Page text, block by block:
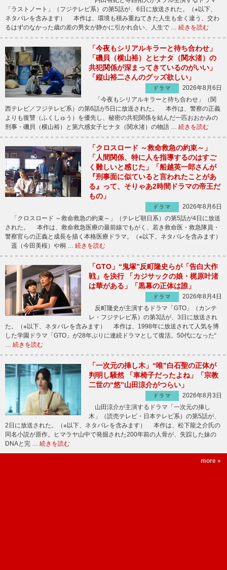
「ラストノート」（フジテレビ系）の第5話が、6日に放送された。（※以下、
ネタバレを含みます） 本作は、環境も積み重ねてきた人生も全く違う、交わ
るはずのなかった歳の差の男女が静かに引かれ合い、人生で … 続きを読む
「今夜もシリアルキラーと待ち合わせ」
「磯貝（横山裕）とヒナタ（関水渚）の
共犯関係が深まってきているのがいい」
「縦山裕二さんのグッズ欲しい」
ドラマ
2026年8月6日
「今夜もシリアルキラーと待ち合わせ」（関
西テレビ／フジテレビ系）の第6話が5日に放送された。 本作は、警察の正義
よりも復讐（ふくしゅう）を優先し、秘密の共犯関係を結んだ一匹おおかみの
刑事・磯貝（横山裕）と第六感女子ヒナタ（関水渚）の物語 … 続きを読む
「クロスロード ～救命救急の約束～」
「人間関係、特に人を指導するのはすご
く難しいと感じた」「船越英一郎さんが
『刑事面に似ていると言われたことがあ
る』って、そりゃあ2時間ドラマの帝王だ
もの」
ドラマ
2026年8月6日
「クロスロード ～救命救急の約束～」（テレビ朝日系）の第5話が4日に放送
された。 本作は、救命救急医療の最前線でもがく、若き救命医・救急隊員・
警察官らの正義と成長を描く本格医療ドラマ。（※以下、ネタバレを含みます）
遥（今田美桜）や桐 … 続きを読む
「GTO」“鬼塚”反町隆史らが「告白大作
戦」を決行 「カジサックの娘・梶原叶渚
は華がある」「黒幕の正体は誰」
ドラマ
2026年8月4日
反町隆史が主演するドラマ「GTO」（カンテ
レ・フジテレビ系）の第3話が、3日に放送され
た。（※以下、ネタバレを含みます） 本作は、1998年に放送されて人気を博
した学園ドラマ「GTO」が28年ぶりに連続ドラマとして復活。50代になった“
続きを読む
「一次元の挿し木」“唯”白石聖の正体が
判明し騒然 「車椅子だったよね」「宗教
二世の“悠”山田涼介がつらい」
ドラマ
2026年8月3日
山田涼介が主演するドラマ「一次元の挿し
木」（読売テレビ・日本テレビ系）の第5話が、
2日に放送された。（※以下、ネタバレを含みます） 本作は、松下龍之介氏の
同名小説が原作。ヒマラヤ山中で発掘された200年前の人骨が、失踪した妹の
DNAと完 … 続きを読む
more »